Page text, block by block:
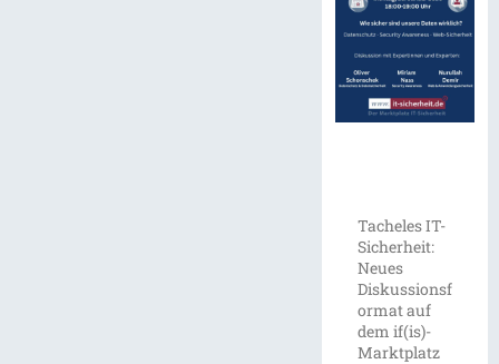
Tacheles IT-
Sicherheit:
Neues
Diskussionsf
ormat auf
dem if(is)-
Marktplatz